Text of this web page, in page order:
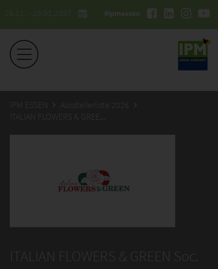
26.01. - 29.01.2027 #ipmessen
IPM ESSEN
Ausstellerliste 2026
ITALIAN FLOWERS & GREEN Soc. Agr.
ITALIAN FLOWERS & GREEN Soc.